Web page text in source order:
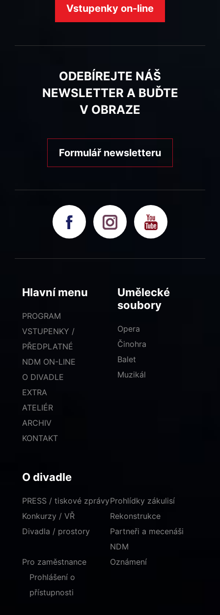
Vstupenky on-line
ODEBÍREJTE NÁŠ
NEWSLETTER A BUĎTE
V OBRAZE
Formulář newsletteru
Hlavní menu
PROGRAM
VSTUPENKY /
PŘEDPLATNÉ
NDM ON-LINE
O DIVADLE
EXTRA
ATELIÉR
ARCHIV
KONTAKT
Umělecké
soubory
Opera
Činohra
Balet
Muzikál
O divadle
PRESS / tiskové zprávy
Konkurzy / VŘ
Divadla / prostory
Prohlídky zákulisí
Rekonstrukce
Partneři a mecenáši
NDM
Pro zaměstnance
Oznámení
Prohlášení o
přístupnosti